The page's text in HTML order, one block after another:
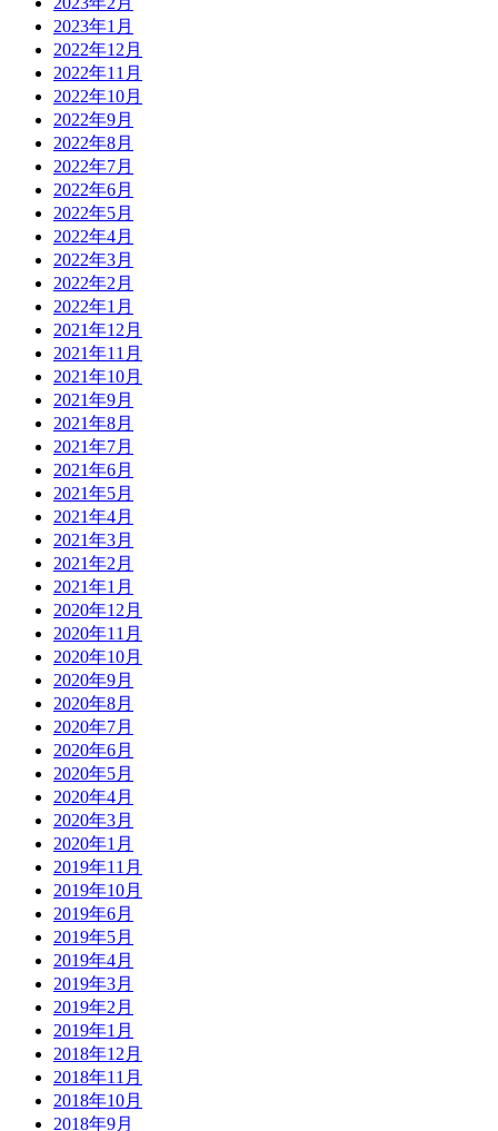
2023年1月
2022年12月
2022年11月
2022年10月
2022年9月
2022年8月
2022年7月
2022年6月
2022年5月
2022年4月
2022年3月
2022年2月
2022年1月
2021年12月
2021年11月
2021年10月
2021年9月
2021年8月
2021年7月
2021年6月
2021年5月
2021年4月
2021年3月
2021年2月
2021年1月
2020年12月
2020年11月
2020年10月
2020年9月
2020年8月
2020年7月
2020年6月
2020年5月
2020年4月
2020年3月
2020年1月
2019年11月
2019年10月
2019年6月
2019年5月
2019年4月
2019年3月
2019年2月
2019年1月
2018年12月
2018年11月
2018年10月
2018年9月